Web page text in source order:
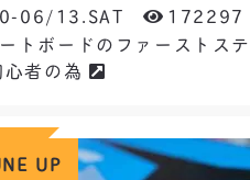
06/13.SAT
172297
トボードのファーストス
者の為
UP